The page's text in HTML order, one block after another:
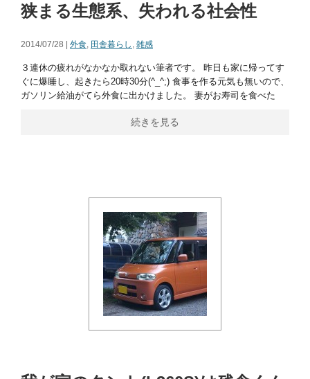
狭まる生態系、失われる社会性
2014/07/28 | 外食, 田舎暮らし , 雑感
３連休の疲れがなかなか取れない筆者です。 昨日も家に帰ってす
ぐに爆睡し、起きたら20時30分(^_^;) 食事を作る元気も無いので、
ガソリン給油がてら外食に出かけました。 妻がお寿司を食べた
続きを見る